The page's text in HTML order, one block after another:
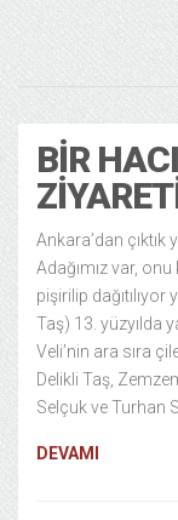
BIR
Ankara’dan çıktık
Adağımız var,
pişirilip
Taş) 13. yüzyılda
Veli’nin ara sıra
Delikli Taş,
Selçuk ve Turhan
DEVAMI